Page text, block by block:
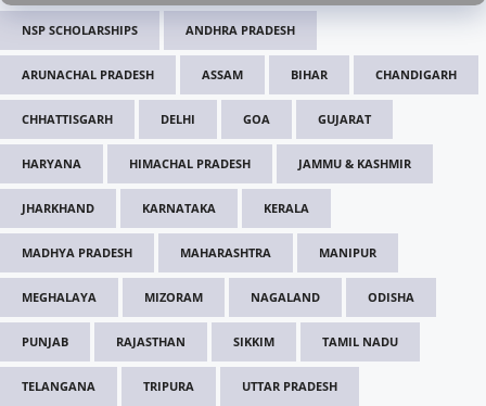
NSP SCHOLARSHIPS ANDHRA PRADESH
ARUNACHAL PRADESH ASSAM BIHAR CHANDIGARH
CHHATTISGARH DELHI GOA GUJARAT
HARYANA HIMACHAL PRADESH JAMMU & KASHMIR
JHARKHAND KARNATAKA KERALA
MADHYA PRADESH MAHARASHTRA MANIPUR
MEGHALAYA MIZORAM NAGALAND ODISHA
PUNJAB RAJASTHAN SIKKIM TAMIL NADU
TELANGANA TRIPURA UTTAR PRADESH